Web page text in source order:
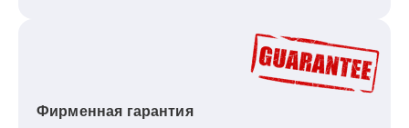
Фирменная гарантия